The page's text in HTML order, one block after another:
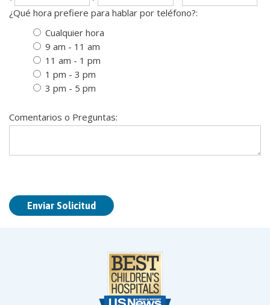
¿Qué hora prefiere para hablar por teléfono?:
Cualquier hora
9 am - 11 am
11 am - 1 pm
1 pm - 3 pm
3 pm - 5 pm
Comentarios o Preguntas: